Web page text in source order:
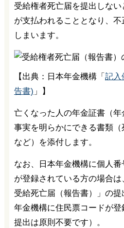
受給権者死亡届を提出しな
が支払われることとなり、
しまいます。
【出典：日本年金機構「 記入
告書) 」】
亡くなった人の年金証書（
事実を明らかにできる書類
など）を添付します。
なお、日本年金機構に個人番
が登録されている方の場合
受給死亡届（報告書）」の
年金機構に住民票コードが
提出は原則不要です）。